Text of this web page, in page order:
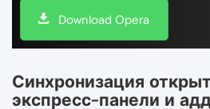
Download Opera
Синхронизация
экспресс-панели и